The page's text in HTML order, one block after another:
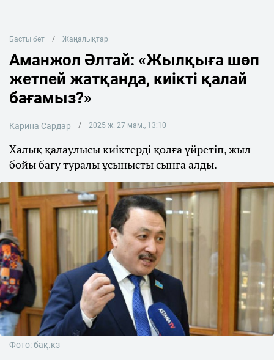
Басты бет Жаңалықтар
Аманжол Әлтай: «Жылқыға шөп
жетпей жатқанда, киікті қалай
бағамыз?»
Карина Сардар 2025 ж. 27 мам., 13:10
Халық қалаулысы киіктерді қолға үйретіп, жыл
бойы бағу туралы ұсынысты сынға алды.
Фото: бақ.кз